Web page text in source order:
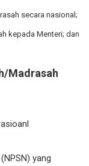
secara nasional;
kepada Menteri; dan
Madrasah
yang